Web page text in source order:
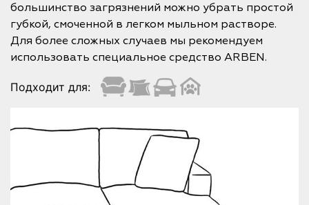
большинство загрязнений можно убрать простой
губкой, смоченной в легком мыльном растворе.
Для более сложных случаев мы рекомендуем
использовать специальное средство ARBEN.
Подходит для: